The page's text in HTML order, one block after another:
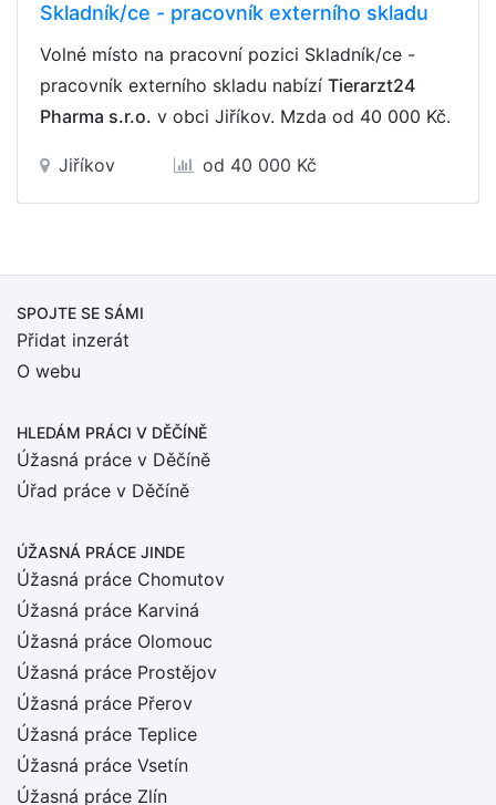
Skladník/ce - pracovník externího skladu
Volné místo na pracovní pozici Skladník/ce -
pracovník externího skladu nabízí Tierarzt24
Pharma s.r.o. v obci Jiříkov. Mzda od 40 000 Kč.
Jiříkov od 40 000 Kč
SPOJTE SE SÁMI
Přidat inzerát
O webu
HLEDÁM PRÁCI V DĚČÍNĚ
Úžasná práce v Děčíně
Úřad práce v Děčíně
ÚŽASNÁ PRÁCE JINDE
Úžasná práce Chomutov
Úžasná práce Karviná
Úžasná práce Olomouc
Úžasná práce Prostějov
Úžasná práce Přerov
Úžasná práce Teplice
Úžasná práce Vsetín
Úžasná práce Zlín